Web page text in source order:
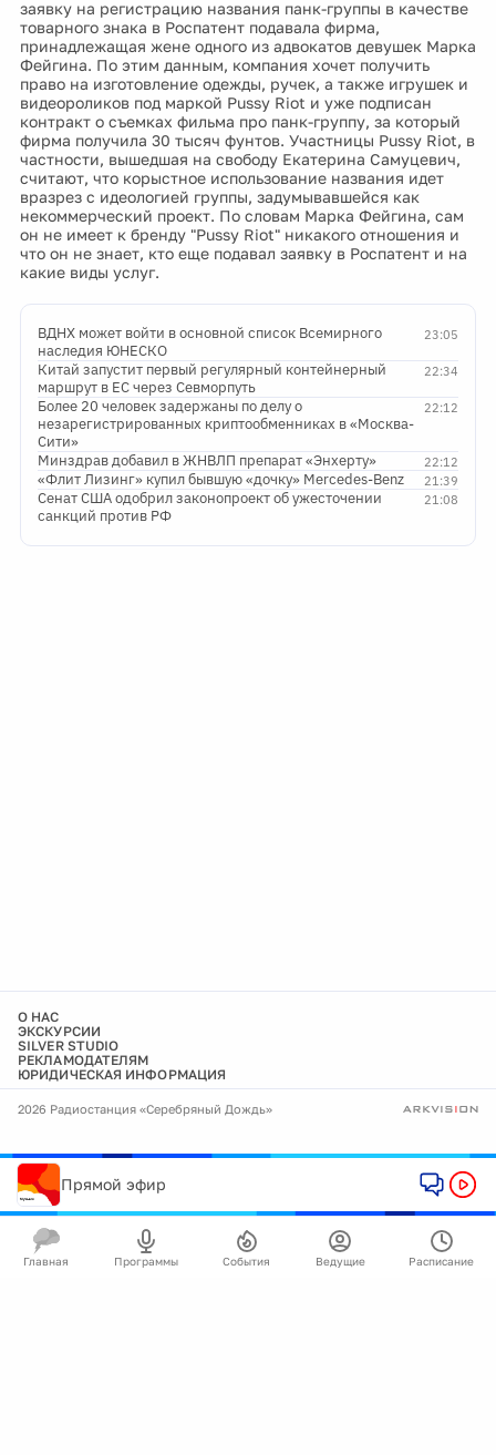
заявку на регистрацию названия панк-группы в качестве
товарного знака в Роспатент подавала фирма,
принадлежащая жене одного из адвокатов девушек Марка
Фейгина. По этим данным, компания хочет получить
право на изготовление одежды, ручек, а также игрушек и
видеороликов под маркой Pussy Riot и уже подписан
контракт о съемках фильма про панк-группу, за который
фирма получила 30 тысяч фунтов. Участницы Pussy Riot, в
частности, вышедшая на свободу Екатерина Самуцевич,
считают, что корыстное использование названия идет
вразрез с идеологией группы, задумывавшейся как
некоммерческий проект. По словам Марка Фейгина, сам
он не имеет к бренду "Pussy Riot" никакого отношения и
что он не знает, кто еще подавал заявку в Роспатент и на
какие виды услуг.
23:05
ВДНХ может войти в основной список Всемирного
наследия ЮНЕСКО
22:34
Китай запустит первый регулярный контейнерный
маршрут в ЕС через Севморпуть
22:12
Более 20 человек задержаны по делу о
незарегистрированных криптообменниках в «Москва-
Сити»
22:12
Минздрав добавил в ЖНВЛП препарат «Энхерту»
21:39
«Флит Лизинг» купил бывшую «дочку» Mercedes-Benz
21:08
Сенат США одобрил законопроект об ужесточении
санкций против РФ
О НАС
ЭКСКУРСИИ
SILVER STUDIO
РЕКЛАМОДАТЕЛЯМ
ЮРИДИЧЕСКАЯ ИНФОРМАЦИЯ
2026 Радиостанция «Серебряный Дождь»
Прямой эфир
Главная Программы События Ведущие Расписание